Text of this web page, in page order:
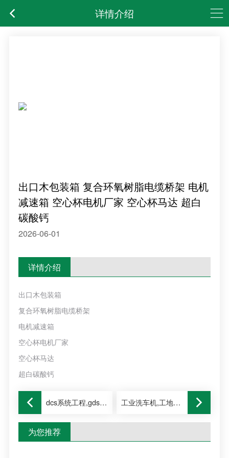
详情介绍
出口木包装箱 复合环氧树脂电缆桥架 电机
减速箱 空心杯电机厂家 空心杯马达 超白
碳酸钙
2026-06-01
详情介绍
出口木包装箱
复合环氧树脂电缆桥架
电机减速箱
空心杯电机厂家
空心杯马达
超白碳酸钙
dcs系统工程,gds系统集成,plc系统集成,sis系统厂家,自动化系统服务,自控系统 工业洗车机,工地全自动洗车机,工地洗车机厂家,工地洗车设备,工地用洗车设备
为您推荐